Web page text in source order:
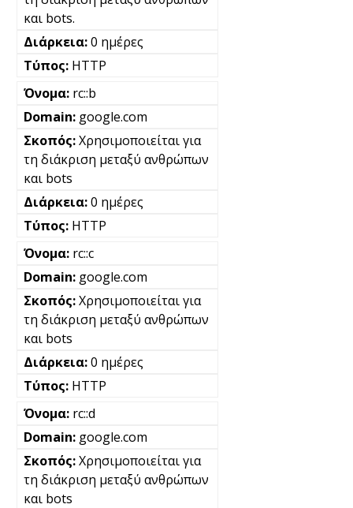
και bots.
0 ημέρες
HTTP
rc::b
google.com
Χρησιμοποιείται για
τη διάκριση μεταξύ ανθρώπων
και bots
0 ημέρες
HTTP
rc::c
google.com
Χρησιμοποιείται για
τη διάκριση μεταξύ ανθρώπων
και bots
0 ημέρες
HTTP
rc::d
google.com
Χρησιμοποιείται για
τη διάκριση μεταξύ ανθρώπων
και bots